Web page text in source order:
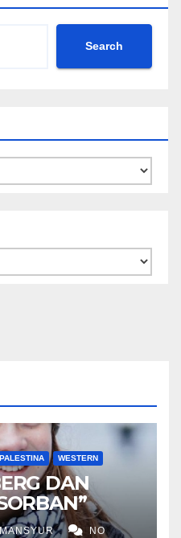
Search
PALESTINA WESTERN
DAN
MANSYUR NO